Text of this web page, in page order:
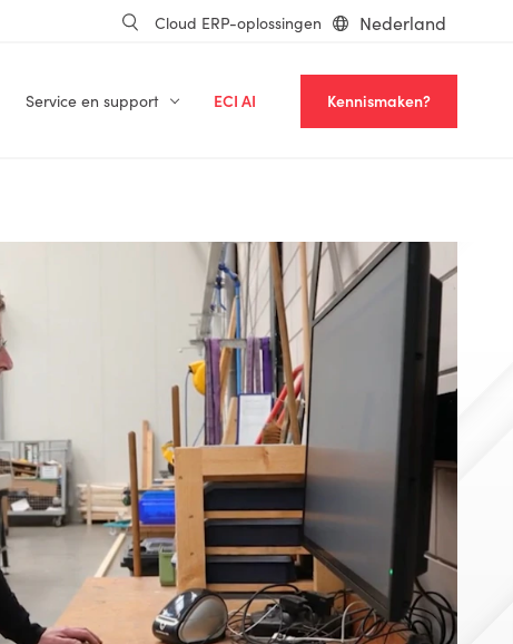
Cloud ERP-oplossingen Nederland
Service en support ECI AI Kennismaken?